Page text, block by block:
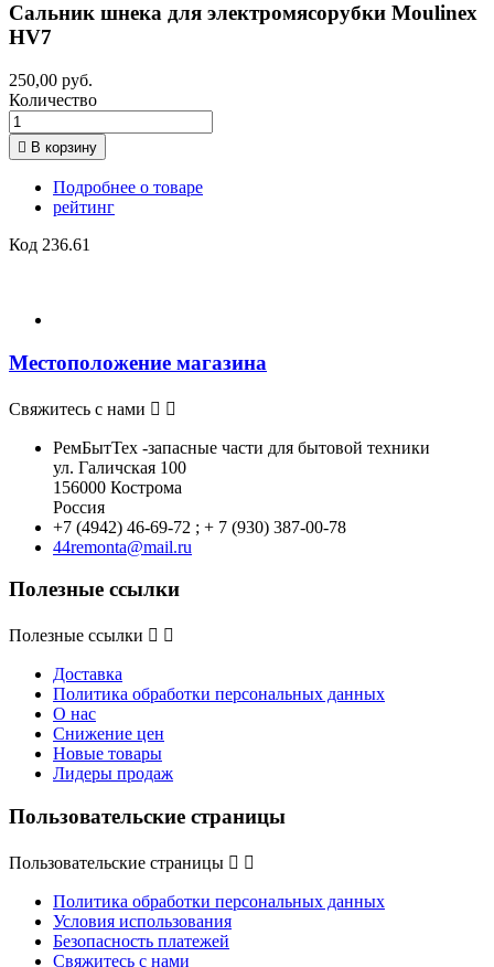
Сальник шнека для электромясорубки Moulinex
HV7
250,00 руб.
Количество
 В корзину
Подробнее о товаре
рейтинг
Код 236.61
Местоположение магазина
Свяжитесь с нами  
РемБытТех -запасные части для бытовой техники
ул. Галичская 100
156000 Кострома
Россия
+7 (4942) 46-69-72 ; + 7 (930) 387-00-78
44remonta@mail.ru
Полезные ссылки
Полезные ссылки  
Доставка
Политика обработки персональных данных
О нас
Снижение цен
Новые товары
Лидеры продаж
Пользовательские страницы
Пользовательские страницы  
Политика обработки персональных данных
Условия использования
Безопасность платежей
Свяжитесь с нами